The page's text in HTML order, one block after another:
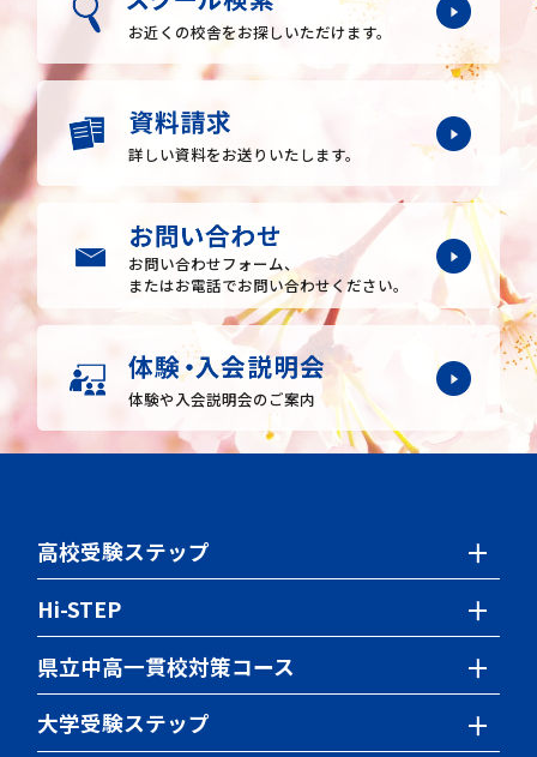
お近くの校舎をお探しいただけます。
詳しい資料をお送りいたします。
お問い合わせフォーム、
またはお電話でお問い合わせください。
体験や入会説明会のご案内
高校受験ステップ
小学生の授業について
中学生の授業について
特別講座
ステップの特色検査対策
Hi-STEP
小学生の授業について
中学生の授業について
県立中高一貫校対策コース
学習内容・時間割
大学受験ステップ